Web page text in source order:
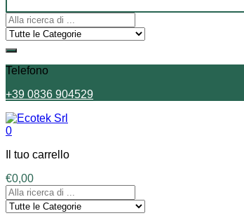
Telefono
+39 0836 904529
0
Il tuo carrello
€0,00